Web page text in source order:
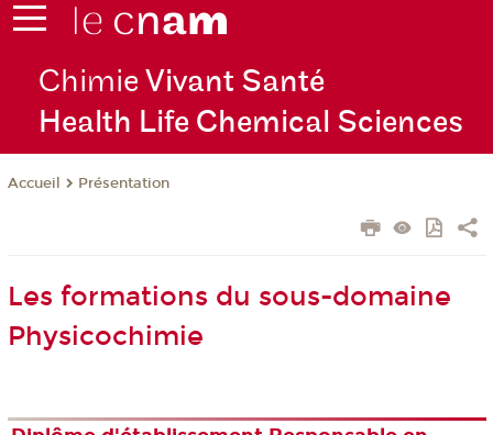
Chimie Vivant Santé
Health Life Chemical Sciences
Accueil Présentation
Les formations du sous-domaine
Physicochimie